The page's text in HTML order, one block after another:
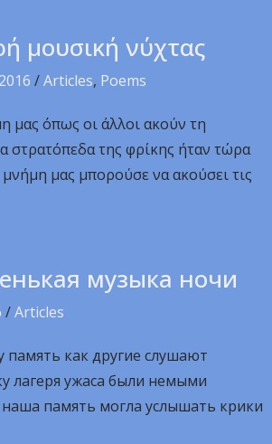
μουσική νύχτας
/Articles, Poems
μας όπως οι άλλοι ακούν τη
στρατόπεδα της φρίκης ήταν τώρα
μας μπορούσε να ακούσει τις
музыка ночи
/Articles
как другие слушают
лагеря ужаса были немыми
память могла услышать крики